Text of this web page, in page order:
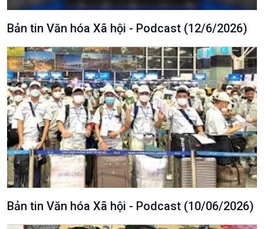
Podcast
Góc nhìn VOV1
Bình luận
10 phút Sự kiện - Luận bàn
Câu chuyện thời sự
Dòng chảy sự kiện
Đối thoại
Diễn đàn chủ nhật
Bản tin Văn hóa Xã hội - Podcast (12/6/2026)
Bản tin Văn hóa Xã hội - Podcast (10/06/2026)